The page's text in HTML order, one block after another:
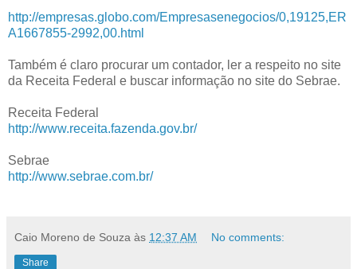
http://empresas.globo.com/Empresasenegocios/0,19125,ER
A1667855-2992,00.html
Também é claro procurar um contador, ler a respeito no site
da Receita Federal e buscar informação no site do Sebrae.
Receita Federal
http://www.receita.fazenda.gov.br/
Sebrae
http://www.sebrae.com.br/
Caio Moreno de Souza às 12:37 AM No comments:
Share